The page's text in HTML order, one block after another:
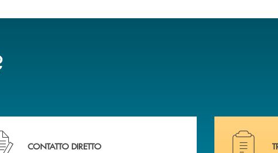
bisogno di assistenza immediata? Contattaci .
CONTATTO DIRETTO
Hai